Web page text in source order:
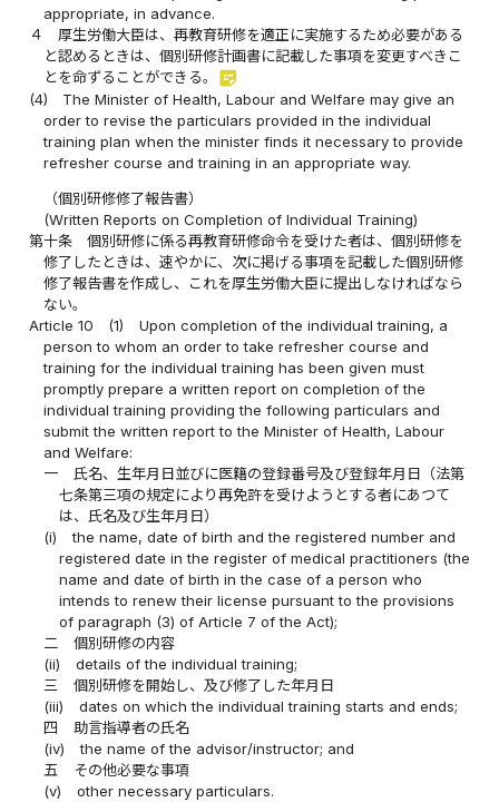
appropriate, in advance.
４
厚生労働大臣は、再教育研修を適正に実施するため必要がある
と認めるときは、個別研修計画書に記載した事項を変更すべきこ
とを命ずることができる。 sticky_note_2
(4)
The Minister of Health, Labour and Welfare may give an
order to revise the particulars provided in the individual
training plan when the minister finds it necessary to provide
refresher course and training in an appropriate way.
（個別研修修了報告書）
(Written Reports on Completion of Individual Training)
第十条
個別研修に係る再教育研修命令を受けた者は、個別研修を
修了したときは、速やかに、次に掲げる事項を記載した個別研修
修了報告書を作成し、これを厚生労働大臣に提出しなければなら
ない。
Article 10
(1)
Upon completion of the individual training, a
person to whom an order to take refresher course and
training for the individual training has been given must
promptly prepare a written report on completion of the
individual training providing the following particulars and
submit the written report to the Minister of Health, Labour
and Welfare:
一
氏名、生年月日並びに医籍の登録番号及び登録年月日（法第
七条第三項の規定により再免許を受けようとする者にあつて
は、氏名及び生年月日）
(i)
the name, date of birth and the registered number and
registered date in the register of medical practitioners (the
name and date of birth in the case of a person who
intends to renew their license pursuant to the provisions
of paragraph (3) of Article 7 of the Act);
二
個別研修の内容
(ii)
details of the individual training;
三
個別研修を開始し、及び修了した年月日
(iii)
dates on which the individual training starts and ends;
四
助言指導者の氏名
(iv)
the name of the advisor/instructor; and
五
その他必要な事項
(v)
other necessary particulars.